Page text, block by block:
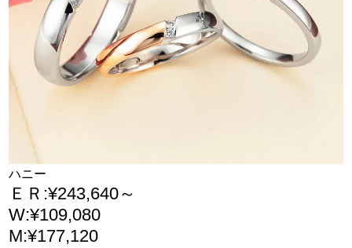
ハニー
ＥＲ:¥243,640～
W:¥109,080
M:¥177,120